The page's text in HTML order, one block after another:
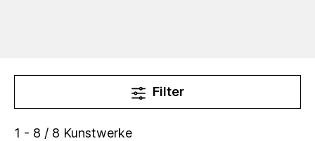
Filter
1 - 8 / 8 Kunstwerke